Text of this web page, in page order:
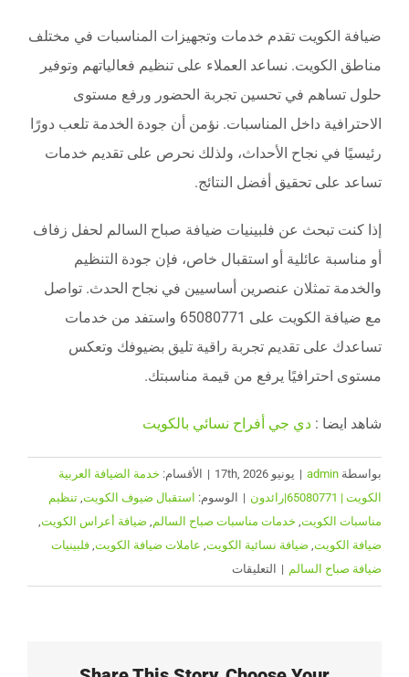
ضيافة الكويت تقدم خدمات وتجهيزات المناسبات في مختلف
مناطق الكويت. نساعد العملاء على تنظيم فعالياتهم وتوفير
حلول تساهم في تحسين تجربة الحضور ورفع مستوى
الاحترافية داخل المناسبات. نؤمن أن جودة الخدمة تلعب دورًا
رئيسيًا في نجاح الأحداث، ولذلك نحرص على تقديم خدمات
تساعد على تحقيق أفضل النتائج.
إذا كنت تبحث عن فلبينيات ضيافة صباح السالم لحفل زفاف
أو مناسبة عائلية أو استقبال خاص، فإن جودة التنظيم
والخدمة تمثلان عنصرين أساسيين في نجاح الحدث. تواصل
مع ضيافة الكويت على 65080771 واستفد من خدمات
تساعدك على تقديم تجربة راقية تليق بضيوفك وتعكس
مستوى احترافيًا يرفع من قيمة مناسبتك.
شاهد ايضا : دي جي أفراح نسائي بالكويت
بواسطة admin
| يونيو 17th, 2026 | الأقسام: خدمة الضيافة العربية
الكويت | 65080771|رائدون
| الوسوم: استقبال ضيوف الكويت, تنظيم
مناسبات الكويت, خدمات مناسبات صباح السالم, ضيافة أعراس الكويت,
ضيافة الكويت, ضيافة نسائية الكويت, عاملات ضيافة الكويت, فلبينيات
ضيافة صباح السالم | التعليقات